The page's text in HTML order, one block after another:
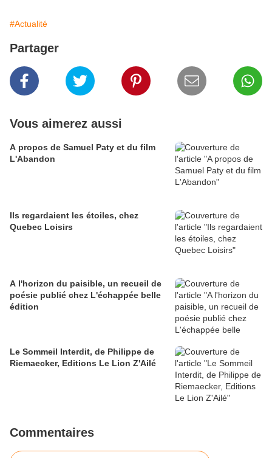
#Actualité
Partager
Vous aimerez aussi
A propos de Samuel Paty et du film
L'Abandon
Ils regardaient les étoiles, chez
Quebec Loisirs
A l'horizon du paisible, un recueil de
poésie publié chez L'échappée belle
édition
Le Sommeil Interdit, de Philippe de
Riemaecker, Editions Le Lion Z'Ailé
Commentaires